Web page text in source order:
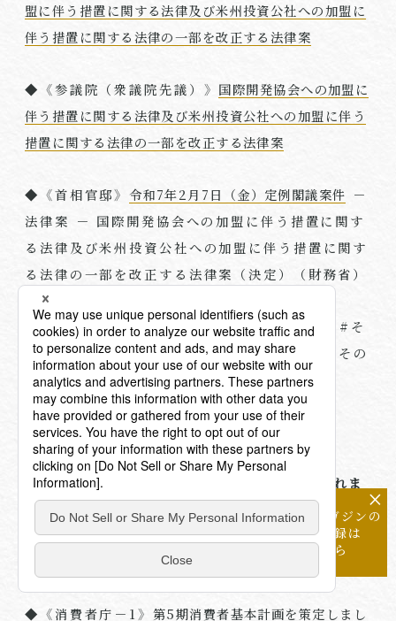
盟に伴う措置に関する法律及び米州投資公社への加盟に
伴う措置に関する法律の一部を改正する法律案
◆《参議院（衆議院先議）》 国際開発協会への加盟に
伴う措置に関する法律及び米州投資公社への加盟に伴う
措置に関する法律の一部を改正する法律案
◆《首相官邸》令和7年2月7日（金）定例閣議案件 －
法律案 － 国際開発協会への加盟に伴う措置に関す
る法律及び米州投資公社への加盟に伴う措置に関す
る法律の一部を改正する法律案（決定）（財務省）
#法令ニュース/ #国際税務/ #その他税務 / # そ
の他ファイナンス/ #その他コーポレート
その
他（一般・国際）民事
「第5期消費者基本計画」が策定・閣議決定されま
した
日閣議決定＞
◆《消費者庁－ 1》 第5期消費者基本計画を策定しまし
×
メールマガジンの
配信登録は
こちら